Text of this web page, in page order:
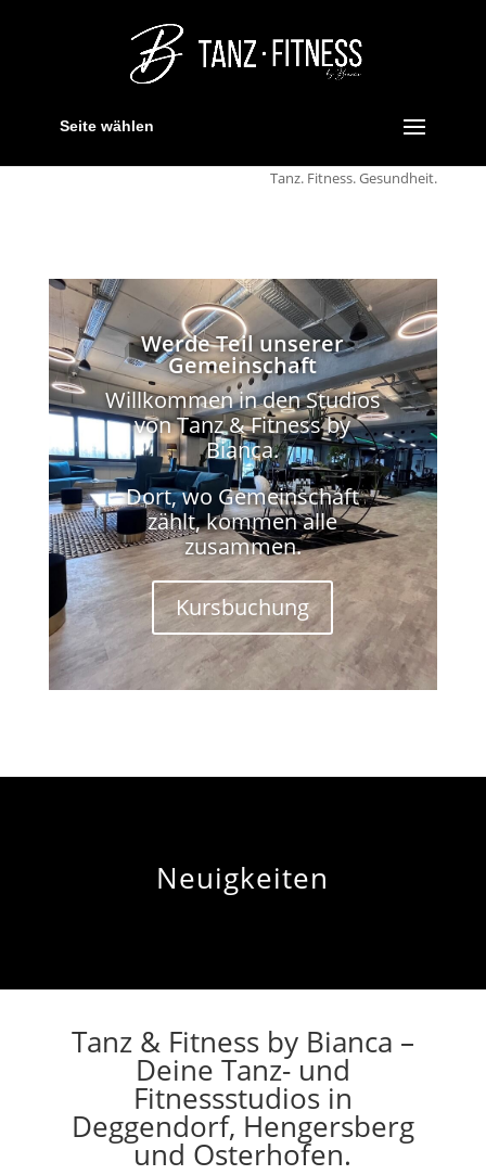
Seite wählen
Tanz. Fitness. Gesundheit.
Werde Teil unserer
Gemeinschaft
Willkommen in den Studios
von Tanz & Fitness by
Bianca.
Dort, wo Gemeinschaft
zählt, kommen alle
zusammen.
Kursbuchung
Neuigkeiten
Tanz & Fitness by Bianca –
Deine Tanz- und
Fitnessstudios in
Deggendorf, Hengersberg
und Osterhofen.